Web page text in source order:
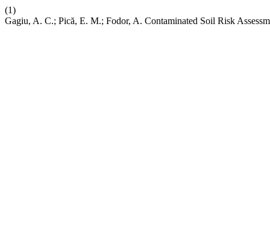
(1)
Gagiu, A. C.; Pică, E. M.; Fodor, A. Contaminated Soil Risk